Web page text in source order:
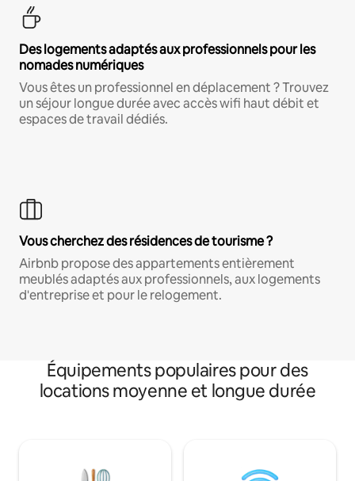
Des logements adaptés aux professionnels pour les
nomades numériques
Vous êtes un professionnel en déplacement ? Trouvez
un séjour longue durée avec accès wifi haut débit et
espaces de travail dédiés.
Vous cherchez des résidences de tourisme ?
Airbnb propose des appartements entièrement
meublés adaptés aux professionnels, aux logements
d'entreprise et pour le relogement.
Équipements populaires pour des
locations moyenne et longue durée